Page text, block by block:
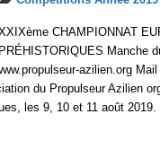
CHAMPIONNAT
PRÉHISTORIQUES Manche
azilien.org
du Propulseur Azilien
les 9, 10 et 11 août